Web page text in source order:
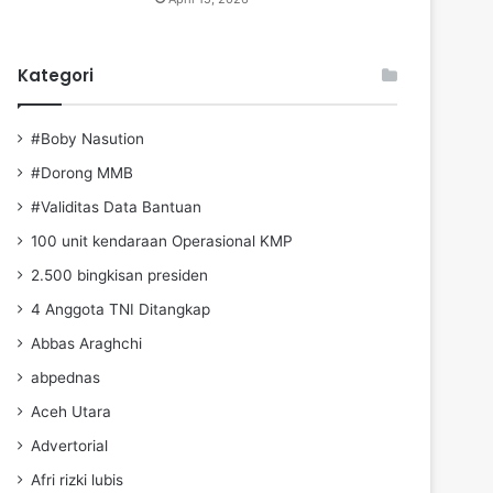
Kategori
#Boby Nasution
#Dorong MMB
#Validitas Data Bantuan
100 unit kendaraan Operasional KMP
2.500 bingkisan presiden
4 Anggota TNI Ditangkap
Abbas Araghchi
abpednas
Aceh Utara
Advertorial
Afri rizki lubis